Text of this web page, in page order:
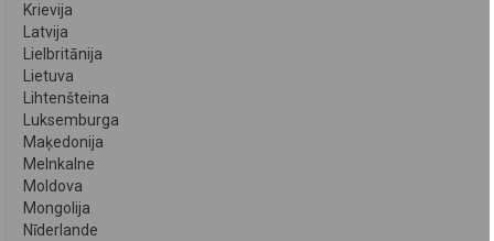
Krievija
Latvija
Lielbritānija
Lietuva
Lihtenšteina
Luksemburga
Maķedonija
Melnkalne
Moldova
Mongolija
Nīderlande